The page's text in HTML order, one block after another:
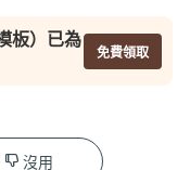
板）已為
免費領取
沒用